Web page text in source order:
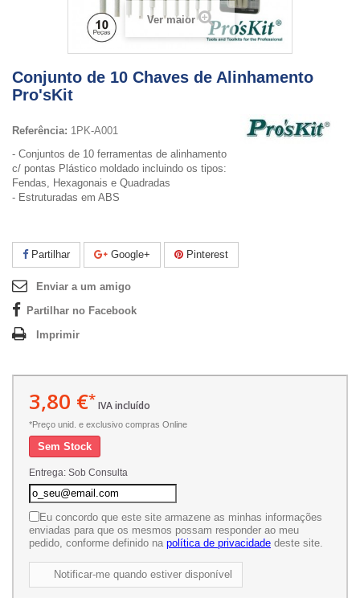
Ver maior
Conjunto de 10 Chaves de Alinhamento
Pro'sKit
Referência: 1PK-A001
- Conjuntos de 10 ferramentas de alinhamento
c/ pontas Plástico moldado incluindo os tipos:
Fendas, Hexagonais e Quadradas
- Estruturadas em ABS
Partilhar Google+ Pinterest
Enviar a um amigo
Partilhar no Facebook
Imprimir
3,80 €*IVA incluído
*Preço unid. e exclusivo compras Online
Sem Stock
Entrega: Sob Consulta
Eu concordo que este site armazene as minhas informações
enviadas para que os mesmos possam responder ao meu
pedido, conforme definido na política de privacidade deste site.
Notificar-me quando estiver disponível